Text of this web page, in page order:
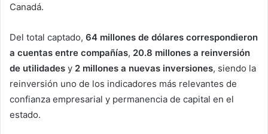
Canadá.
Del total captado, 64 millones de dólares correspondieron
a cuentas entre compañías, 20.8 millones a reinversión
de utilidades y 2 millones a nuevas inversiones, siendo la
reinversión uno de los indicadores más relevantes de
confianza empresarial y permanencia de capital en el
estado.